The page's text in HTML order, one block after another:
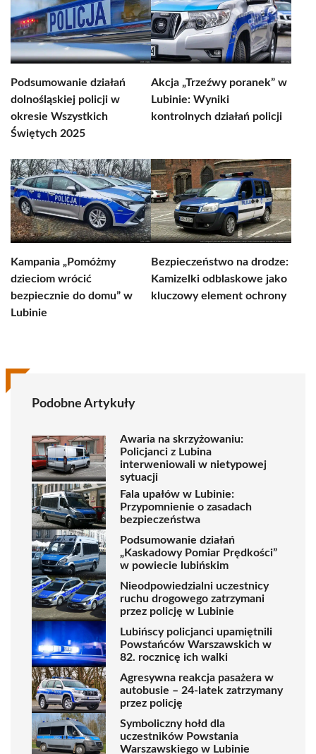
Podsumowanie działań
dolnośląskiej policji w
okresie Wszystkich
Świętych 2025
Akcja „Trzeźwy poranek” w
Lubinie: Wyniki
kontrolnych działań policji
Kampania „Pomóżmy
dzieciom wrócić
bezpiecznie do domu” w
Lubinie
Bezpieczeństwo na drodze:
Kamizelki odblaskowe jako
kluczowy element ochrony
Podobne Artykuły
Awaria na skrzyżowaniu:
Policjanci z Lubina
interweniowali w nietypowej
sytuacji
Fala upałów w Lubinie:
Przypomnienie o zasadach
bezpieczeństwa
Podsumowanie działań
„Kaskadowy Pomiar Prędkości”
w powiecie lubińskim
Nieodpowiedzialni uczestnicy
ruchu drogowego zatrzymani
przez policję w Lubinie
Lubińscy policjanci upamiętnili
Powstańców Warszawskich w
82. rocznicę ich walki
Agresywna reakcja pasażera w
autobusie – 24-latek zatrzymany
przez policję
Symboliczny hołd dla
uczestników Powstania
Warszawskiego w Lubinie